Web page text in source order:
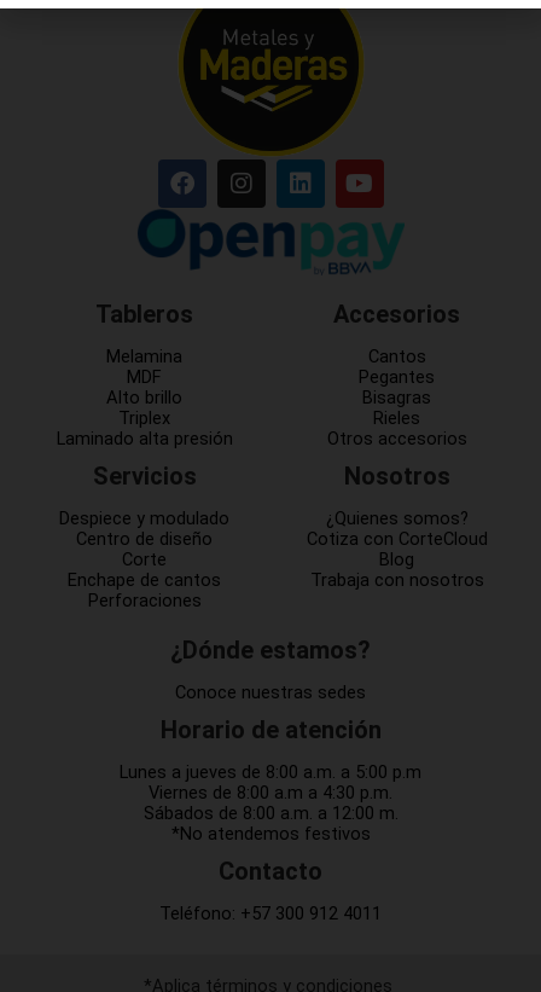
Tableros
Melamina
MDF
Alto brillo
Triplex
Laminado alta presión
Servicios
Despiece y modulado
Centro de diseño
Corte
Enchape de cantos
Perforaciones
Accesorios
Cantos
Pegantes
Bisagras
Rieles
Otros accesorios
Nosotros
¿Quienes somos?
Cotiza con CorteCloud
Blog
Trabaja con nosotros
¿Dónde estamos?
Conoce nuestras sedes
Horario de atención
Lunes a jueves de 8:00 a.m. a 5:00 p.m
Viernes de 8:00 a.m a 4:30 p.m.
Sábados de 8:00 a.m. a 12:00 m.
*No atendemos festivos
Contacto
Teléfono: +57 300 912 4011
*Aplica términos y condiciones